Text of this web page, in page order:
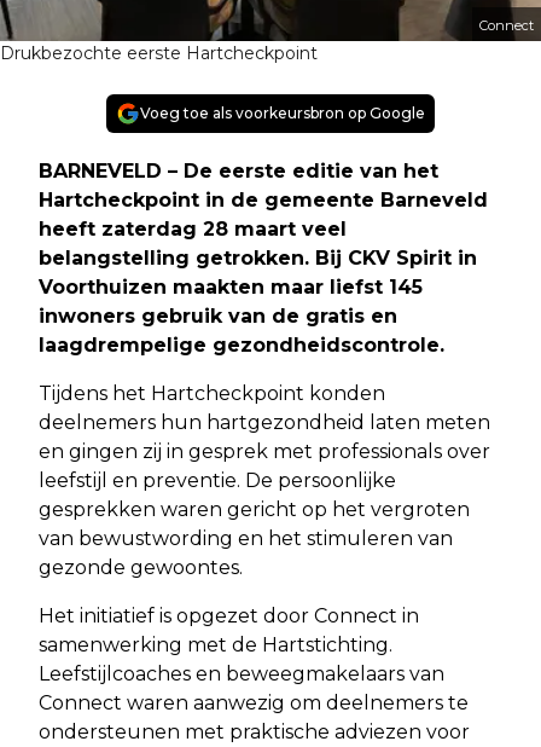
Connect
Drukbezochte eerste Hartcheckpoint
Voeg toe als voorkeursbron op Google
BARNEVELD – De eerste editie van het
Hartcheckpoint in de gemeente Barneveld
heeft zaterdag 28 maart veel
belangstelling getrokken. Bij CKV Spirit in
Voorthuizen maakten maar liefst 145
inwoners gebruik van de gratis en
laagdrempelige gezondheidscontrole.
Tijdens het Hartcheckpoint konden
deelnemers hun hartgezondheid laten meten
en gingen zij in gesprek met professionals over
leefstijl en preventie. De persoonlijke
gesprekken waren gericht op het vergroten
van bewustwording en het stimuleren van
gezonde gewoontes.
Het initiatief is opgezet door Connect in
samenwerking met de Hartstichting.
Leefstijlcoaches en beweegmakelaars van
Connect waren aanwezig om deelnemers te
ondersteunen met praktische adviezen voor